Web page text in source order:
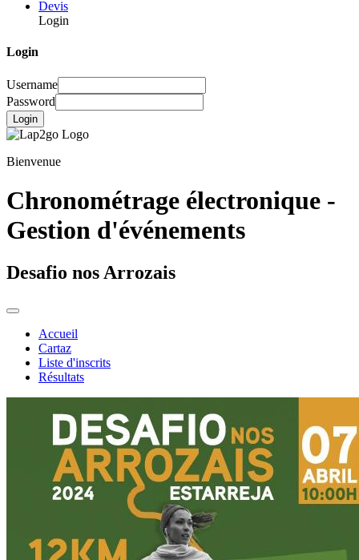
Devis
Login
Login
Username
Password
Login
Bienvenue
Chronométrage électronique -
Gestion d'événements
Desafio nos Arrozais
Accueil
Cartaz
Liste d'inscrits
Résultats